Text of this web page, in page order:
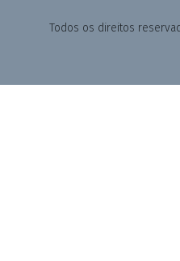
Todos os direitos